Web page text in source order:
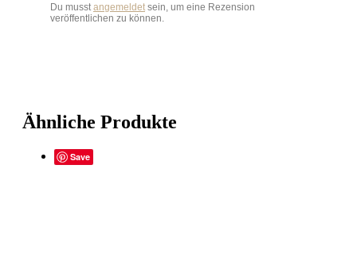
Du musstangemeldetsein, um eine Rezension
veröffentlichen zu können.
Ähnliche Produkte
Save